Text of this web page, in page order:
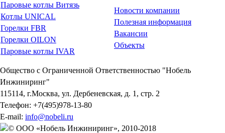
Паровые котлы Витязь
Котлы UNICAL
Горелки FBR
Горелки OILON
Паровые котлы IVAR
Новости компании
Полезная информация
Вакансии
Объекты
Общество с Ограниченной Ответственностью "Нобель
Инжиниринг"
115114, г.Москва, ул. Дербеневская, д. 1, стр. 2
Телефон: +7(495)978-13-80
E-mail: info@nobeli.ru
© ООО «Нобель Инжиниринг», 2010-2018